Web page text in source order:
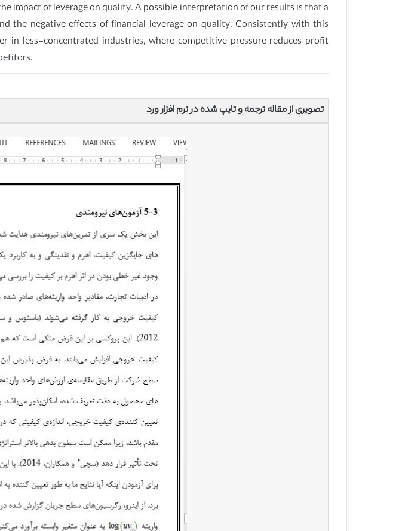
impact of leverage on quality. A possible interpretation of our results is that a
the negative effects of financial leverage on quality. Consistently with this
less-concentrated industries, where competitive pressure reduces profit
تصویری از مقاله ترجمه و تایپ شده در نرم افزار ورد